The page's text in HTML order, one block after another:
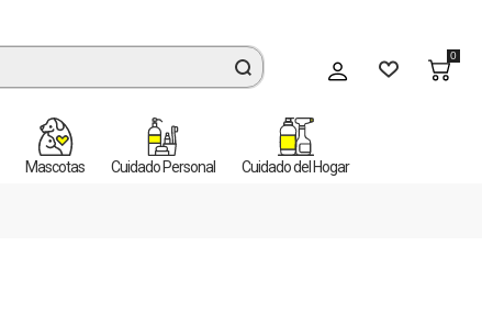
Mi cuenta
0
Mascotas Cuidado Personal Cuidado del Hogar